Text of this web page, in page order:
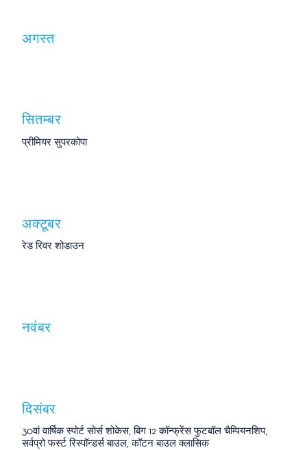
अगस्त
सितम्बर
प्रीमियर सुपरकोपा
अक्टूबर
रेड रिवर शोडाउन
नवंबर
दिसंबर
30वां वार्षिक स्पोर्ट सोर्स शोकेस, बिग 12 कॉन्फ्रेंस फुटबॉल चैम्पियनशिप,
सर्वप्रो फर्स्ट रिस्पॉन्डर्स बाउल, कॉटन बाउल क्लासिक